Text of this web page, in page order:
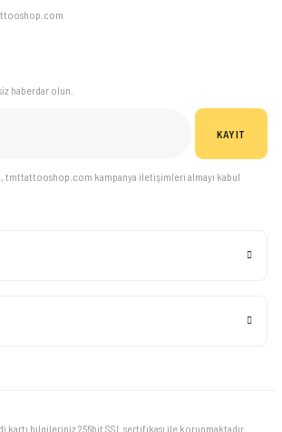
haberdar olun.
KAYIT
tmttattooshop.com kampanya iletişimleri almayı kabul
kartı bilgileriniz 256bit SSL sertifikası ile korunmaktadır.